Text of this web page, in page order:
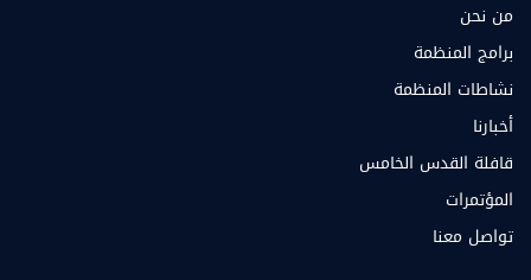
من نحن
برامج المنظمة
نشاطات المنظمة
أخبارنا
قافلة القدس الخامس
المؤتمرات
تواصل معنا